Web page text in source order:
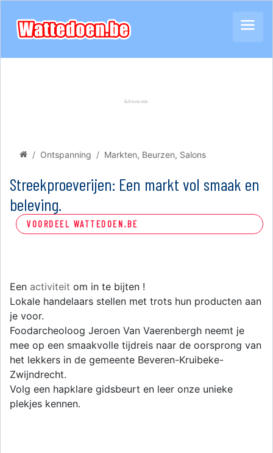
Ontspanning Markten, Beurzen, Salons
Streekproeverijen: Een markt vol smaak en
beleving.
VOORDEEL WATTEDOEN.BE
Een activiteit om in te bijten !
Lokale handelaars stellen met trots hun producten aan
je voor.
Foodarcheoloog Jeroen Van Vaerenbergh neemt je
mee op een smaakvolle tijdreis naar de oorsprong van
het lekkers in de gemeente Beveren-Kruibeke-
Zwijndrecht.
Volg een hapklare gidsbeurt en leer onze unieke
plekjes kennen.